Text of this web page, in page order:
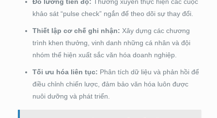
Đo lường tiến độ: Thường xuyên thực hiện các cuộc
khảo sát “pulse check” ngắn để theo dõi sự thay đổi.
Thiết lập cơ chế ghi nhận: Xây dựng các chương
trình khen thưởng, vinh danh những cá nhân và đội
nhóm thể hiện xuất sắc văn hóa doanh nghiệp.
Tối ưu hóa liên tục: Phân tích dữ liệu và phản hồi để
điều chỉnh chiến lược, đảm bảo văn hóa luôn được
nuôi dưỡng và phát triển.